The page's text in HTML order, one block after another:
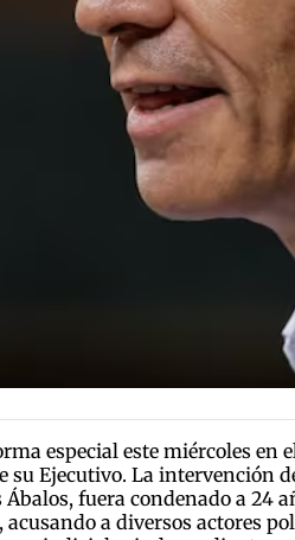
especial este miércoles
Ejecutivo. La intervención
fuera condenado a 24
a diversos actores